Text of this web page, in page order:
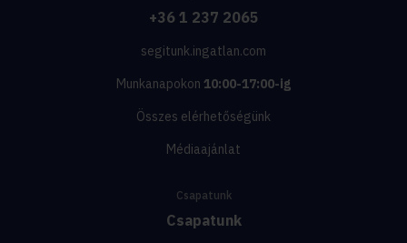
+36 1 237 2065
segitunk.ingatlan.com
Munkanapokon 10:00-17:00-ig
Összes elérhetőségünk
Médiaajánlat
Csapatunk
Csapatunk